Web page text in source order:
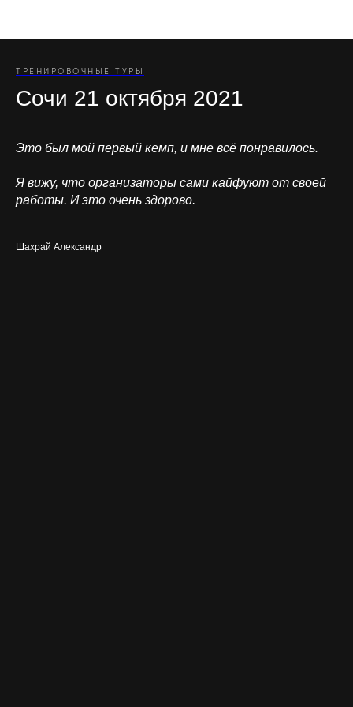
ТРЕНИРОВОЧНЫЕ ТУРЫ
Сочи 21 октября 2021
Это был мой первый кемп, и мне всё понравилось.
Я вижу, что организаторы сами кайфуют от своей
работы. И это очень здорово.
Шахрай Александр